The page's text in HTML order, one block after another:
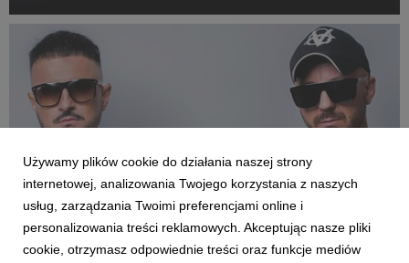
„CLUB CONFESSIONS”. Gościem specjalnym wyda...
AKTUALNOŚCI
Używamy plików cookie do działania naszej strony
internetowej, analizowania Twojego korzystania z naszych
usług, zarządzania Twoimi preferencjami online i
personalizowania treści reklamowych. Akceptując nasze pliki
cookie, otrzymasz odpowiednie treści oraz funkcje mediów